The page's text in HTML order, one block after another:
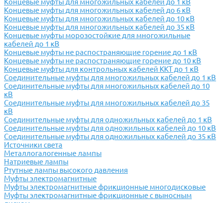
Концевые муфты для многожильных кабелей до 1 кВ
Концевые муфты для многожильных кабелей до 6 кВ
Концевые муфты для многожильных кабелей до 10 кВ
Концевые муфты для многожильных кабелей до 35 кВ
Концевые муфты морозостойкие для многожильные
кабелей до 1 кВ
Концевые муфты не распостраняющие горение до 1 кВ
Концевые муфты не распостраняющие горение до 10 кВ
Концевые муфты для контрольных кабелей ККТ до 1 кВ
Соединительные муфты для многожильных кабелей до 1 кВ
Соединительные муфты для многожильных кабелей до 10
кВ
Соединительные муфты для многожильных кабелей до 35
кВ
Соединительные муфты для одножильных кабелей до 1 кВ
Соединительные муфты для одножильных кабелей до 10 кВ
Соединительные муфты для одножильных кабелей до 35 кВ
Источники света
Металлогалогенные лампы
Натриевые лампы
Ртутные лампы высокого давления
Муфты электромагнитные
Муфты электромагнитные фрикционные многодисковые
Муфты электромагнитные фрикционные с выносным